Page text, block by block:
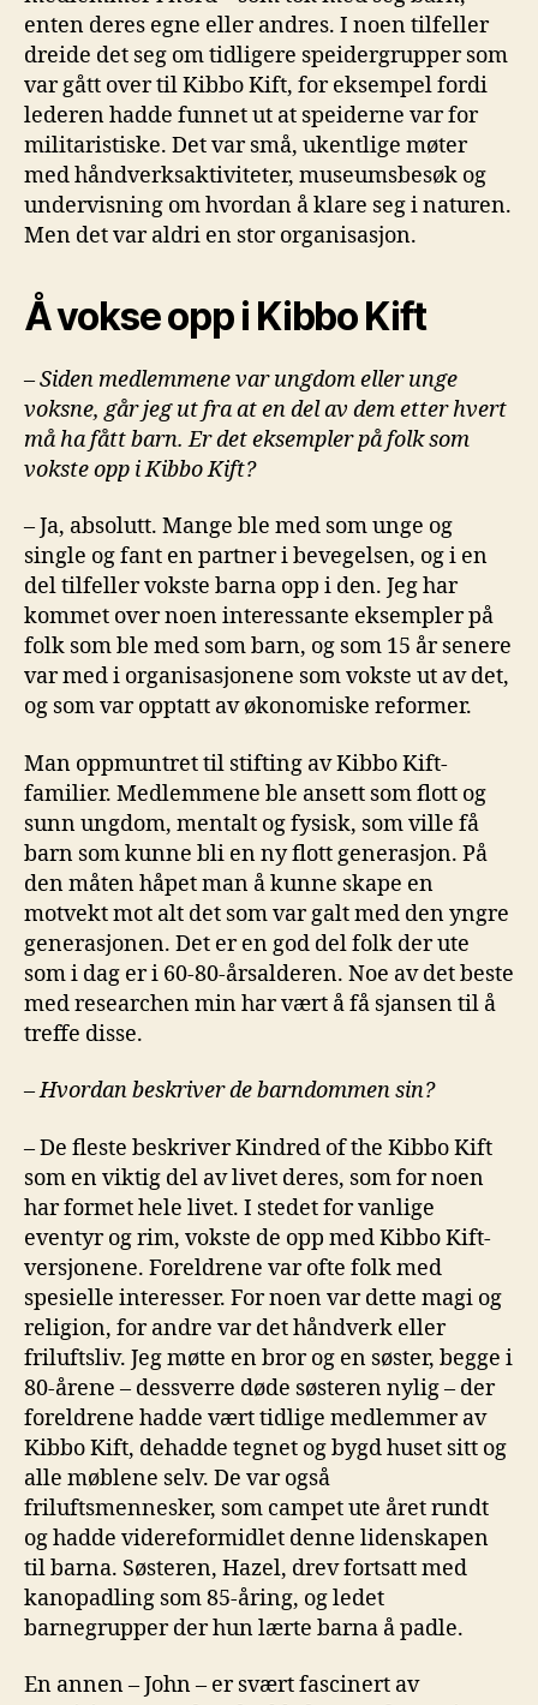
enten deres egne eller andres. I noen tilfeller
dreide det seg om tidligere speidergrupper som
var gått over til Kibbo Kift, for eksempel fordi
lederen hadde funnet ut at speiderne var for
militaristiske. Det var små, ukentlige møter
med håndverksaktiviteter, museumsbesøk og
undervisning om hvordan å klare seg i naturen.
Men det var aldri en stor organisasjon.
Å vokse opp i Kibbo Kift
–Siden medlemmene var ungdom eller unge
voksne, går jeg ut fra at en del av dem etter hvert
må ha fått barn. Er det eksempler på folk som
vokste opp i Kibbo Kift?
– Ja, absolutt. Mange ble med som unge og
single og fant en partner i bevegelsen, og i en
del tilfeller vokste barna opp i den. Jeg har
kommet over noen interessante eksempler på
folk som ble med som barn, og som 15 år senere
var med i organisasjonene som vokste ut av det,
og som var opptatt av økonomiske reformer.
Man oppmuntret til stifting av Kibbo Kift-
familier. Medlemmene ble ansett som flott og
sunn ungdom, mentalt og fysisk, som ville få
barn som kunne bli en ny flott generasjon. På
den måten håpet man å kunne skape en
motvekt mot alt det som var galt med den yngre
generasjonen. Det er en god del folk der ute
som i dag er i 60-80-årsalderen. Noe av det beste
med researchen min har vært å få sjansen til å
treffe disse.
–Hvordan beskriver de barndommen sin?
– De fleste beskriver Kindred of the Kibbo Kift
som en viktig del av livet deres, som for noen
har formet hele livet. I stedet for vanlige
eventyr og rim, vokste de opp med Kibbo Kift-
versjonene. Foreldrene var ofte folk med
spesielle interesser. For noen var dette magi og
religion, for andre var det håndverk eller
friluftsliv. Jeg møtte en bror og en søster, begge i
80-årene – dessverre døde søsteren nylig – der
foreldrene hadde vært tidlige medlemmer av
Kibbo Kift, dehadde tegnet og bygd huset sitt og
alle møblene selv. De var også
friluftsmennesker, som campet ute året rundt
og hadde videreformidlet denne lidenskapen
til barna. Søsteren, Hazel, drev fortsatt med
kanopadling som 85-åring, og ledet
barnegrupper der hun lærte barna å padle.
En annen – John – er svært fascinert av